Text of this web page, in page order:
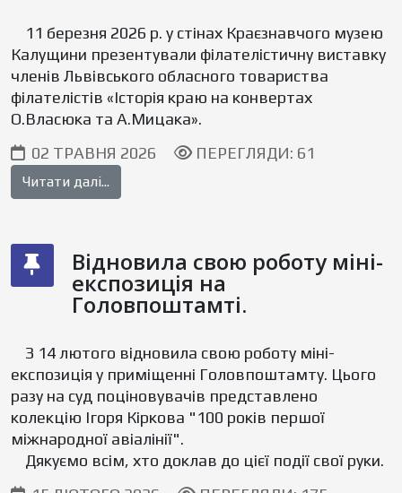
11 березня 2026 р. у стінах Краєзнавчого музею
Калущини презентували філателістичну виставку
членів Львівського обласного товариства
філателістів «Історія краю на конвертах
О.Власюка та А.Мицака».
02 ТРАВНЯ 2026
ПЕРЕГЛЯДИ: 61
Читати далі...
Відновила свою роботу міні-
експозиція на
Головпоштамті.
З 14 лютого відновила свою роботу міні-
експозиція у приміщенні Головпоштамту. Цього
разу на суд поціновувачів представлено
колекцію Ігоря Кіркова "100 років першої
міжнародної авіалінії".
Дякуємо всім, хто доклав до цієї події свої руки.